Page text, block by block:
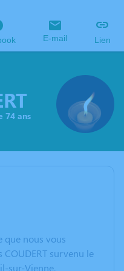
E-mail Lien
74 ans
que nous vous
COUDERT survenu le
sur-Vienne.